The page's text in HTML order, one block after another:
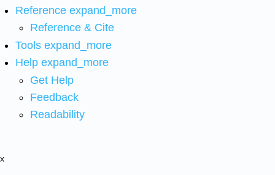
Reference expand_more
Reference & Cite
Tools expand_more
Help expand_more
Get Help
Feedback
Readability
x